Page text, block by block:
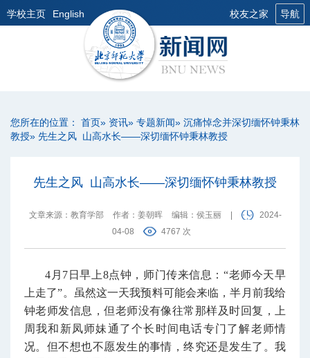
学校主页 English 校友之家 导航
您所在的位置： 首页» 资讯» 专题新闻» 沉痛悼念并深切缅怀钟秉林
教授» 先生之风 山高水长——深切缅怀钟秉林教授
先生之风 山高水长——深切缅怀钟秉林教授
文章来源：教育学部 作者：姜朝晖 编辑：侯玉丽
2024-
04-08
4767 次
4月7日早上8点钟，师门传来信息：“老师今天早
上走了”。虽然这一天我预料可能会来临，半月前我给
钟老师发信息，但老师没有像往常那样及时回复，上
周我和新凤师妹通了个长时间电话专门了解老师情
况。但不想也不愿发生的事情，终究还是发生了。我